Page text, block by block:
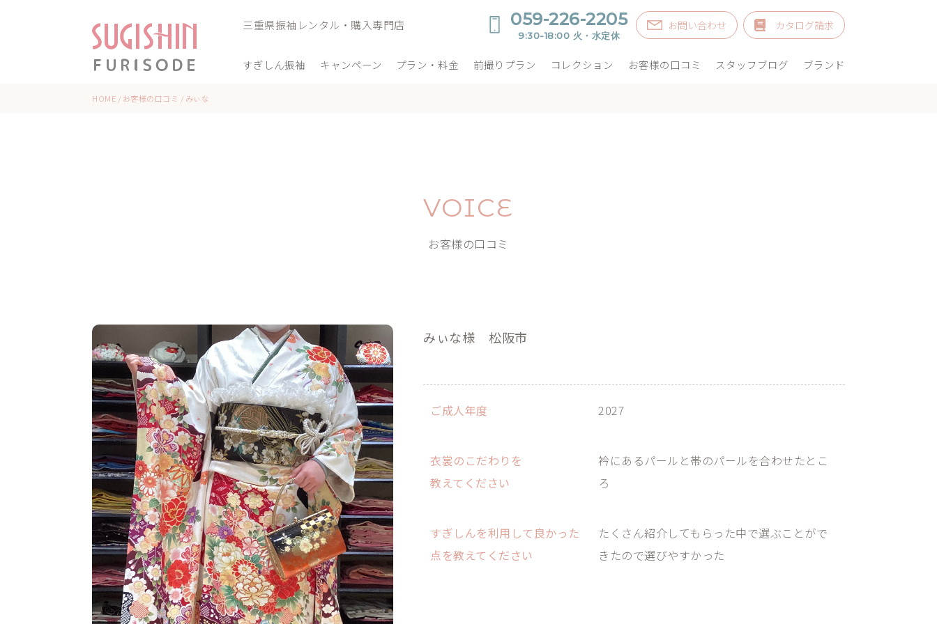
三重県振袖レンタル・購入専門店 059-226-2205
9:30-18:00 火・水定休
お問い合わせ カタログ請求
すぎしん振袖 キャンペーン プラン・料金 前撮りプラン コレクション お客様の口コミ スタッフブログ ブランド
HOME / お客様の口コミ / みぃな
VOICE
お客様の口コミ
みぃな様 松阪市
ご成人年度 2027
衣裳のこだわりを
教えてください
衿にあるパールと帯のパールを合わせたとこ
ろ
すぎしんを利用して良かった
点を教えてください
たくさん紹介してもらった中で選ぶことがで
きたので選びやすかった